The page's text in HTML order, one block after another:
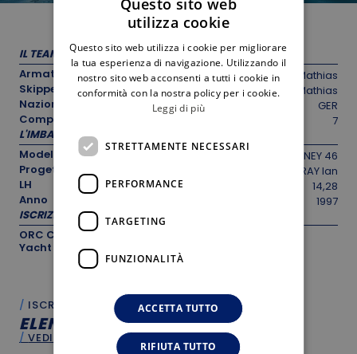
IL TEAM
Armatore
WARNS Mathias
Skipper
WARNS Mathias
Nazionalità
GER
Componenti equipaggio
7
L'IMBARCAZIONE
Modello
SYDNEY 46
Progettista
MURRAY Ian
LH
14,28
Anno
1997
ISCRIZIONE
ORC Club
Yacht
ISCRITTI
ELENCO ISCRITTI
VEDI TUTTO
ENGLISH
Questo sito web
utilizza cookie
Questo sito web utilizza i cookie per migliorare
la tua esperienza di navigazione. Utilizzando il
nostro sito web acconsenti a tutti i cookie in
conformità con la nostra policy per i cookie.
Leggi di più
STRETTAMENTE NECESSARI
PERFORMANCE
TARGETING
FUNZIONALITÀ
ACCETTA TUTTO
RIFIUTA TUTTO